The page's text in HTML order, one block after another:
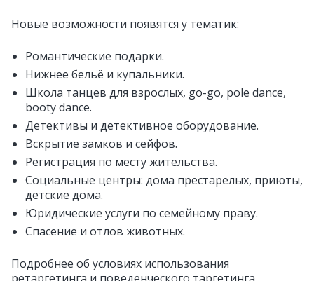
Новые возможности появятся у тематик:
Романтические подарки.
Нижнее бельё и купальники.
Школа танцев для взрослых, go-go, pole dance,
booty dance.
Детективы и детективное оборудование.
Вскрытие замков и сейфов.
Регистрация по месту жительства.
Социальные центры: дома престарелых, приюты,
детские дома.
Юридические услуги по семейному праву.
Спасение и отлов животных.
Подробнее об условиях использования